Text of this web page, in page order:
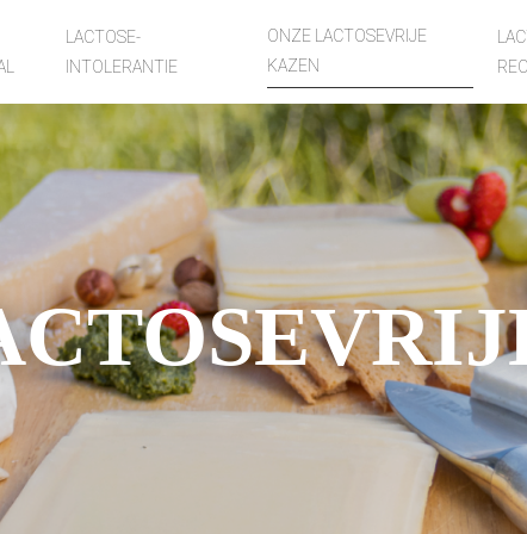
LACTOSE-
INTOLERANTIE
ONZE LACTOSEVRIJE
KAZEN